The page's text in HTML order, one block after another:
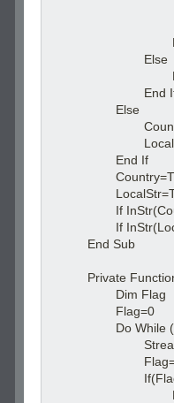
End
Else
End
Else
End If
If
If
End Sub
Private Function
Dim Flag
Flag=0
Do While
If(Flag=1 or